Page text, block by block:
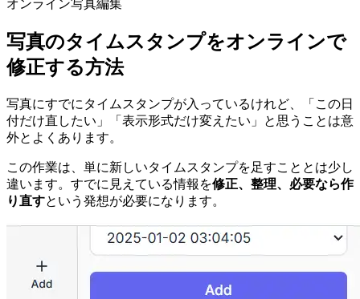
オンライン写真編集
写真のタイムスタンプをオンラインで
修正する方法
写真にすでにタイムスタンプが入っているけれど、「この日
付だけ直したい」「表示形式だけ変えたい」と思うことは意
外とよくあります。
この作業は、単に新しいタイムスタンプを足すこととは少し
違います。すでに見えている情報を修正、整理、必要なら作
り直すという発想が必要になります。